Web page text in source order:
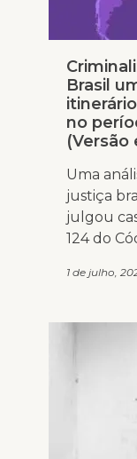
Brasil
no
(Versão
Uma
justiça
julgou
124 do
1 de julho,